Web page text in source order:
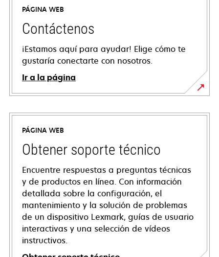
PÁGINA WEB
Contáctenos
¡Estamos aquí para ayudar! Elige cómo te
gustaría conectarte con nosotros.
Ir a la página
PÁGINA WEB
Obtener soporte técnico
Encuentre respuestas a preguntas técnicas
y de productos en línea. Con información
detallada sobre la configuración, el
mantenimiento y la solución de problemas
de un dispositivo Lexmark, guías de usuario
interactivas y una selección de vídeos
instructivos.